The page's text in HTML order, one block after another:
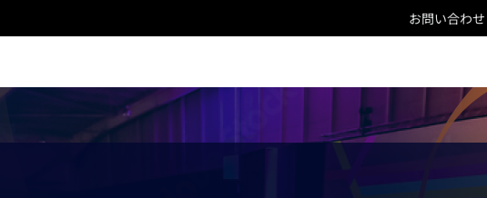
お問い合わせ